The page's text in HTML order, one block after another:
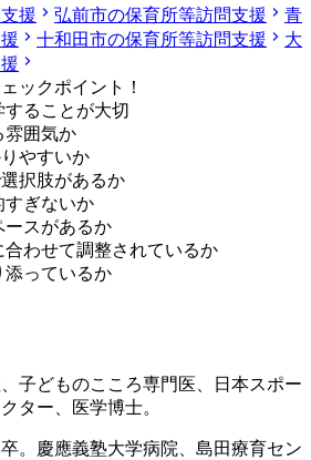
援 弘前市の保育所等訪問支援
青
十和田市の保育所等訪問支援
大
ックポイント！
することが大切
雰囲気か
やすいか
択肢があるか
すぎないか
ースがあるか
合わせて調整されているか
添っているか
子どものこころ専門医、日本スポー
ター、医学博士。
。慶應義塾大学病院、島田療育セン